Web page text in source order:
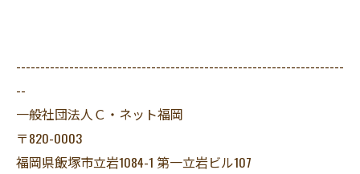
--------------------------------------------------------------------
--
一般社団法人Ｃ・ネット福岡
〒820-0003
福岡県飯塚市立岩1084-1 第一立岩ビル107